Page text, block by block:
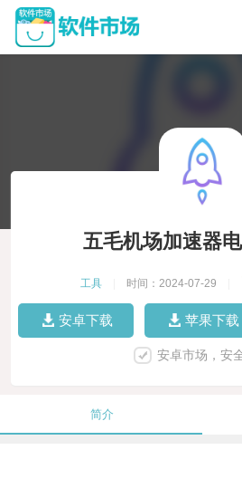
五毛机场加速器
工具 时间：2024-07-29
安卓下载 苹果下载
安卓市场，安
简介